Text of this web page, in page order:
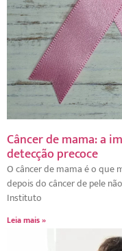
Câncer de mama: a
detecção precoce
O câncer de mama é o
depois do câncer de pele
Instituto
Leia mais »